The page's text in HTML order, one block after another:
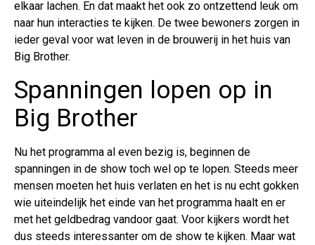
elkaar lachen. En dat maakt het ook zo ontzettend leuk om
naar hun interacties te kijken. De twee bewoners zorgen in
ieder geval voor wat leven in de brouwerij in het huis van
Big Brother.
Spanningen lopen op in
Big Brother
Nu het programma al even bezig is, beginnen de
spanningen in de show toch wel op te lopen. Steeds meer
mensen moeten het huis verlaten en het is nu echt gokken
wie uiteindelijk het einde van het programma haalt en er
met het geldbedrag vandoor gaat. Voor kijkers wordt het
dus steeds interessanter om de show te kijken. Maar wat